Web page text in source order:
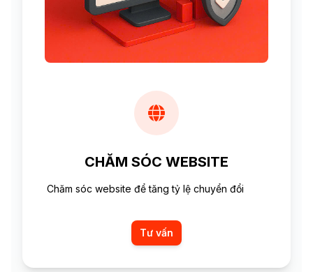
CHĂM SÓC WEBSITE
Chăm sóc website để tăng tỷ lệ chuyển đổi
Tư vấn